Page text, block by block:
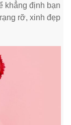
khẳng định bạn
rỡ, xinh đẹp